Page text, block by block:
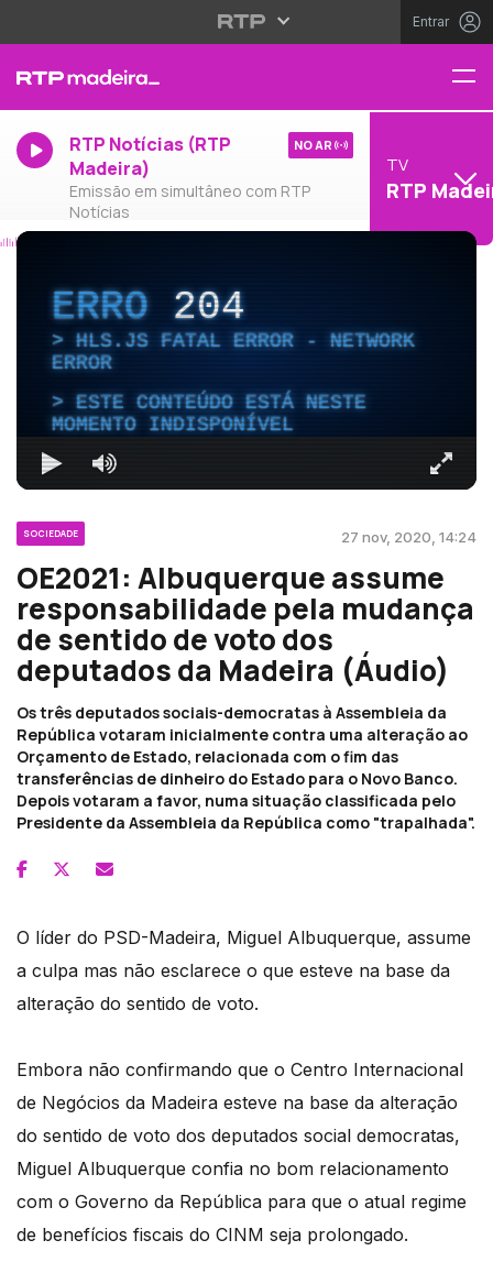
Entrar
RTP Notícias (RTP
Madeira)
Emissão em simultâneo com RTP
Notícias
NO AR
TV
RTP
ERRO204
HLS.JS FATAL ERROR - NETWORK
ERROR
ESTE CONTEÚDO ESTÁ NESTE
MOMENTO INDISPONÍVEL
SOCIEDADE 27 nov, 2020, 14:24
OE2021: Albuquerque assume
responsabilidade pela mudança
de sentido de voto dos
deputados da Madeira (Áudio)
Os três deputados sociais-democratas à Assembleia da
República votaram inicialmente contra uma alteração ao
Orçamento de Estado, relacionada com o fim das
transferências de dinheiro do Estado para o Novo Banco.
Depois votaram a favor, numa situação classificada pelo
Presidente da Assembleia da República como "trapalhada".
O líder do PSD-Madeira, Miguel Albuquerque, assume
a culpa mas não esclarece o que esteve na base da
alteração do sentido de voto.
Embora não confirmando que o Centro Internacional
de Negócios da Madeira esteve na base da alteração
do sentido de voto dos deputados social democratas,
Miguel Albuquerque confia no bom relacionamento
com o Governo da República para que o atual regime
de benefícios fiscais do CINM seja prolongado.